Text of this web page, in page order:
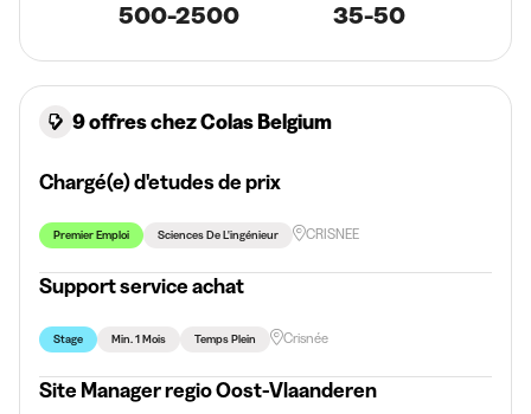
500-2500 35-50
9 offres chez Colas Belgium
Chargé(e) d'etudes de prix
Premier Emploi Sciences De L'ingénieur CRISNEE
Support service achat
Stage Min. 1 Mois Temps Plein Crisnée
Site Manager regio Oost-Vlaanderen